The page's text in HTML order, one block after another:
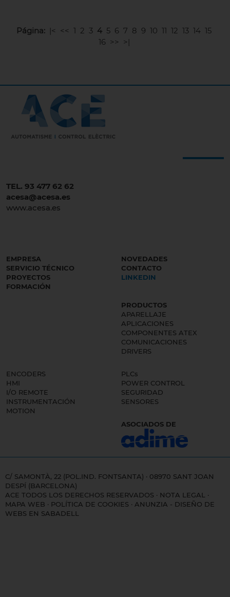
Página: |< << 1 2 3 4 5 6 7 8 9 10 11 12 13 14 15
16 >> >|
TEL. 93 477 62 62
acesa@acesa.es
www.acesa.es
EMPRESA
SERVICIO TÉCNICO
PROYECTOS
FORMACIÓN
NOVEDADES
CONTACTO
LINKEDIN
PRODUCTOS
APARELLAJE
APLICACIONES
COMPONENTES ATEX
COMUNICACIONES
DRIVERS
ENCODERS
HMI
I/O REMOTE
INSTRUMENTACIÓN
MOTION
PLCs
POWER CONTROL
SEGURIDAD
SENSORES
ASOCIADOS DE
C/ SAMONTÀ, 22 (POL.IND. FONTSANTA) · 08970 SANT JOAN
DESPÍ (BARCELONA)
ACE TODOS LOS DERECHOS RESERVADOS · NOTA LEGAL
·
MAPA WEB · POLÍTICA DE COOKIES · ANUNZIA - DISEÑO DE
WEBS EN SABADELL